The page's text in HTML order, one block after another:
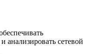
анализировать сетевой